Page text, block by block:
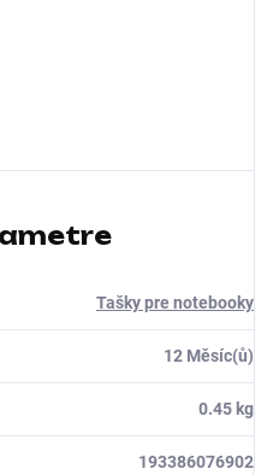
Tašky pre notebooky
12 Měsíc(ů)
0.45 kg
193386076902